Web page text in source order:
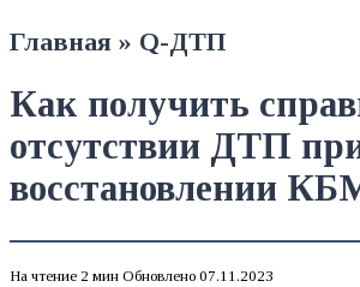
Главная » Q-ДТП
Как получить
отсутствии ДТП
восстановлении
На чтение 2 мин Обновлено 07.11.2023